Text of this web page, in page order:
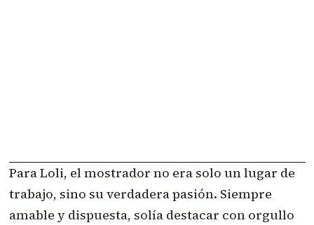
Para Loli, el mostrador no era solo un lugar de
trabajo, sino su verdadera pasión. Siempre
amable y dispuesta, solía destacar con orgullo